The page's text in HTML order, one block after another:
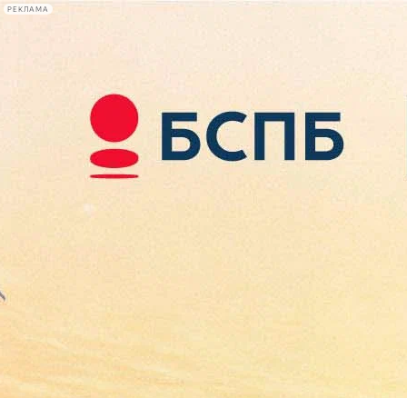
РЕКЛАМА
Сегодня:
2026.08.08
03:33
Афиша Plus